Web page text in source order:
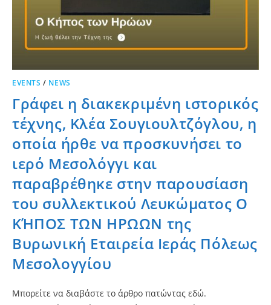
EVENTS / NEWS
Γράφει η διακεκριμένη ιστορικός
τέχνης, Κλέα Σουγιουλτζόγλου, η
οποία ήρθε να προσκυνήσει το
ιερό Μεσολόγγι και
παραβρέθηκε στην παρουσίαση
του συλλεκτικού Λευκώματος Ο
ΚΉΠΟΣ ΤΩΝ ΗΡΩΩΝ της
Βυρωνική Εταιρεία Ιεράς Πόλεως
Μεσολογγίου
Μπορείτε να διαβάστε το άρθρο πατώντας εδώ.